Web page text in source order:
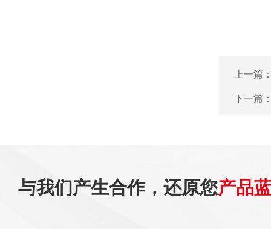
上一篇
下一篇
与我们产生合作，还原您产品